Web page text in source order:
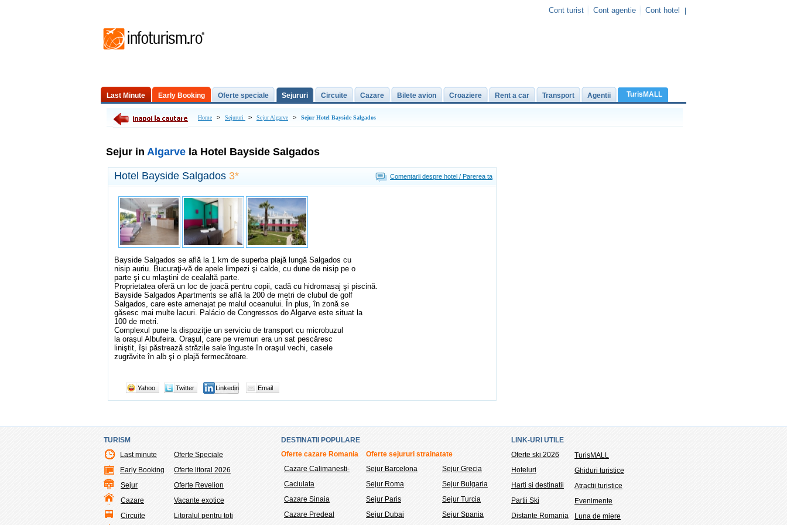
Cont turist Cont agentie Cont hotel
Last Minute Early Booking Oferte speciale Sejururi Circuite Cazare Bilete avion Croaziere Rent a car Transport Agentii TurisMALL
Excursii de o zi Home > Sejururi > Sejur Algarve > Sejur Hotel Bayside Salgados
Sejur in Algarve la Hotel Bayside Salgados
Comentarii despre hotel / Parerea ta
Hotel Bayside Salgados 3*
Bayside Salgados se află la 1 km de superba plajă lungă Salgados cu
nisip auriu. Bucuraţi-vă de apele limpezi şi calde, cu dune de nisip pe o
parte şi cu mlaştini de cealaltă parte.
Proprietatea oferă un loc de joacă pentru copii, cadă cu hidromasaj şi piscină.
Bayside Salgados Apartments se află la 200 de metri de clubul de golf
Salgados, care este amenajat pe malul oceanului. În plus, în zonă se
găsesc mai multe lacuri. Palácio de Congressos do Algarve este situat la
100 de metri.
Complexul pune la dispoziţie un serviciu de transport cu microbuzul
la oraşul Albufeira. Oraşul, care pe vremuri era un sat pescăresc
liniştit, îşi păstrează străzile sale înguste în oraşul vechi, casele
zugrăvite în alb şi o plajă fermecătoare.
Yahoo Twitter Linkedin Email
TURISM
Last minute
Early Booking
Sejur
Cazare
Circuite
Oferte Speciale
Oferte litoral 2026
Oferte Revelion
Vacante exotice
Litoralul pentru toti
DESTINATII POPULARE
Oferte cazare Romania
Oferte sejururi strainatate
Cazare Calimanesti-
Caciulata
Cazare Sinaia
Cazare Predeal
Sejur Barcelona
Sejur Roma
Sejur Paris
Sejur Dubai
Sejur Grecia
Sejur Bulgaria
Sejur Turcia
Sejur Spania
LINK-URI UTILE
Oferte ski 2026
Hoteluri
Harti si destinatii
Partii Ski
Distante Romania
TurisMALL
Ghiduri turistice
Atractii turistice
Evenimente
Luna de miere